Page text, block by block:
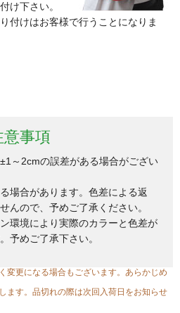
け下さい。
付けはお客様で行うことになりま
事項
～2cmの誤差がある場合がござい
場合があります。色差による返
んので、予めご了承ください。
環境により実際のカラーと色差が
予めご了承下さい。
変更になる場合もございます。あらかじめ
ます。品切れの際は次回入荷日をお知らせ